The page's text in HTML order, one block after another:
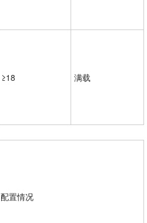
≥18 满载
配置情况